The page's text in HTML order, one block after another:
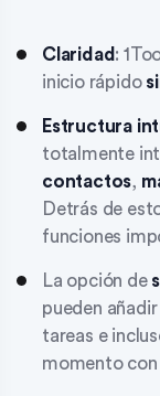
Claridad :
inicio rápido
Estructura
totalmente
contactos,
Detrás de
funciones
La opción de
pueden
tareas e
momento con